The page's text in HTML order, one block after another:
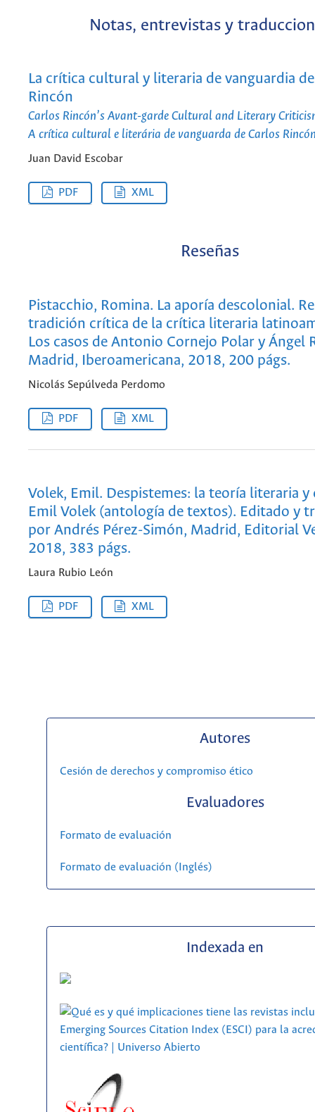
Notas, entrevistas y
La crítica cultural y literaria de vanguardia
Rincón
Carlos Rincón’s Avant-garde Cultural and Literary
A crítica cultural e literária de vanguarda de Carlos
Juan David Escobar
PDF XML
Reseñas
Pistacchio, Romina. La aporía descolonial.
tradición crítica de la crítica literaria
Los casos de Antonio Cornejo Polar y Ángel
Madrid, Iberoamericana, 2018, 200 págs.
Nicolás Sepúlveda Perdomo
PDF XML
Volek, Emil. Despistemes: la teoría literaria
Emil Volek (antología de textos). Editado y
por Andrés Pérez-Simón, Madrid, Editorial
2018, 383 págs.
Laura Rubio León
PDF XML
Autores
Cesión de derechos y compromiso ético
Evaluadores
Formato de evaluación
Formato de evaluación (Inglés)
Indexada en